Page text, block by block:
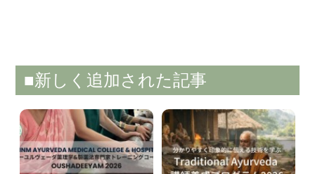
■新しく追加された記事